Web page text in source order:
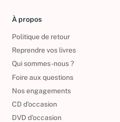
À propos
Politique de retour
Reprendre vos livres
Qui sommes-nous ?
Foire aux questions
Nos engagements
CD d'occasion
DVD d'occasion